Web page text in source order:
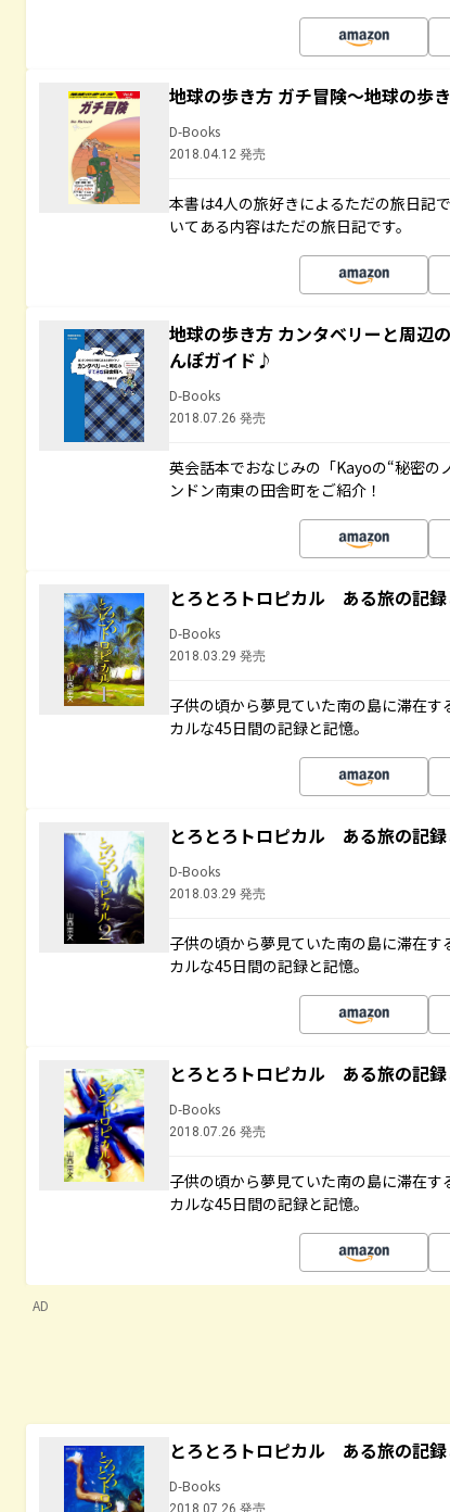
地球の歩き方 ガチ冒険～地球の歩
D-Books
2018.04.12 発売
本書は4人の旅好きによるただの旅日記
いてある内容はただの旅日記です。
地球の歩き方 カンタベリーと周辺
んぽガイド♪
D-Books
2018.07.26 発売
英会話本でおなじみの「Kayoの“秘密の
ンドン南東の田舎町をご紹介！
とろとろトロピカル ある旅の記
D-Books
2018.03.29 発売
子供の頃から夢見ていた南の島に滞在
カルな45日間の記録と記憶。
とろとろトロピカル ある旅の記
D-Books
2018.03.29 発売
子供の頃から夢見ていた南の島に滞在
カルな45日間の記録と記憶。
とろとろトロピカル ある旅の記
D-Books
2018.07.26 発売
子供の頃から夢見ていた南の島に滞在
カルな45日間の記録と記憶。
AD
とろとろトロピカル ある旅の記
D-Books
2018.07.26 発売